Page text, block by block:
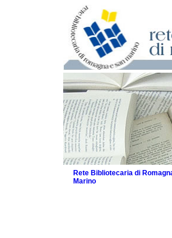
Rete Bibliotecaria di
Marino